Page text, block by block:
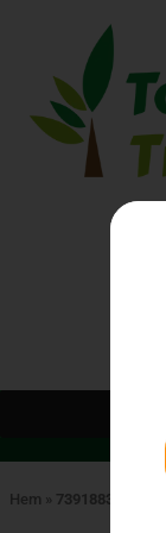
Hem » 7391883000960